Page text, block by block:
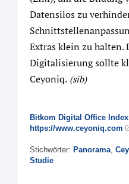
Datensilos zu
Extras klein zu halten.
Digitalisierung sollte
Ceyoniq. (sib)
Bitkom Digital Office Index
https://www.ceyoniq.com
Stichwörter: Panorama,
Studie